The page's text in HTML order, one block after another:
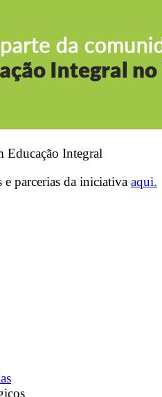
Educação Integral
e parcerias da iniciativa aqui.